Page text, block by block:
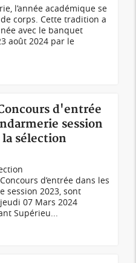
l’année académique se
corps. Cette tradition a
avec le banquet
août 2024 par le
d'entrée
session
la sélection
d’entrée dans les
session 2023, sont
07 Mars 2024
Supérieu...